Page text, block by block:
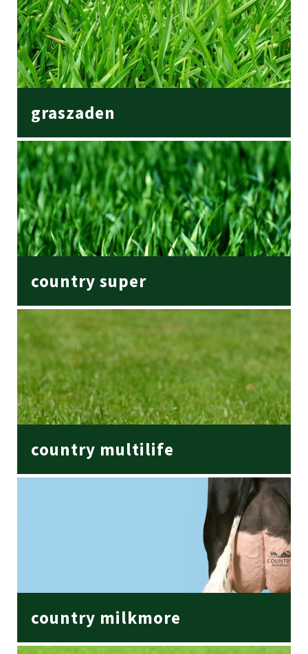
graszaden
country super
country multilife
country milkmore